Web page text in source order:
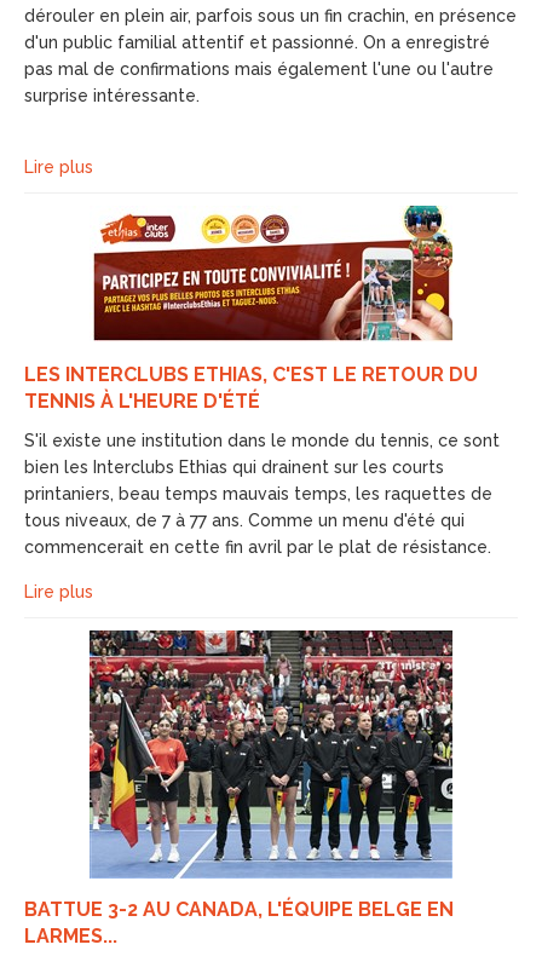
dérouler en plein air, parfois sous un fin crachin, en présence
d'un public familial attentif et passionné. On a enregistré
pas mal de confirmations mais également l'une ou l'autre
surprise intéressante.
Lire plus
LES INTERCLUBS ETHIAS, C'EST LE RETOUR DU
TENNIS À L'HEURE D'ÉTÉ
S'il existe une institution dans le monde du tennis, ce sont
bien les Interclubs Ethias qui drainent sur les courts
printaniers, beau temps mauvais temps, les raquettes de
tous niveaux, de 7 à 77 ans. Comme un menu d'été qui
commencerait en cette fin avril par le plat de résistance.
Lire plus
BATTUE 3-2 AU CANADA, L'ÉQUIPE BELGE EN
LARMES...